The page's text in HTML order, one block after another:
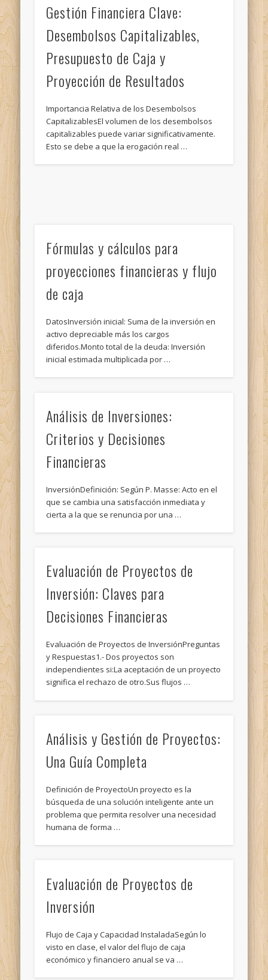
Gestión Financiera Clave:
Desembolsos Capitalizables,
Presupuesto de Caja y
Proyección de Resultados
Importancia Relativa de los Desembolsos
CapitalizablesEl volumen de los desembolsos
capitalizables puede variar significativamente.
Esto se debe a que la erogación real …
Fórmulas y cálculos para
proyecciones financieras y flujo
de caja
DatosInversión inicial: Suma de la inversión en
activo depreciable más los cargos
diferidos.Monto total de la deuda: Inversión
inicial estimada multiplicada por …
Análisis de Inversiones:
Criterios y Decisiones
Financieras
InversiónDefinición: Según P. Masse: Acto en el
que se cambia una satisfacción inmediata y
cierta a la que se renuncia por una …
Evaluación de Proyectos de
Inversión: Claves para
Decisiones Financieras
Evaluación de Proyectos de InversiónPreguntas
y Respuestas1.- Dos proyectos son
independientes si:La aceptación de un proyecto
significa el rechazo de otro.Sus flujos …
Análisis y Gestión de Proyectos:
Una Guía Completa
Definición de ProyectoUn proyecto es la
búsqueda de una solución inteligente ante un
problema que permita resolver una necesidad
humana de forma …
Evaluación de Proyectos de
Inversión
Flujo de Caja y Capacidad InstaladaSegún lo
visto en clase, el valor del flujo de caja
económico y financiero anual se va …